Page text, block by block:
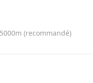
(recommandé)